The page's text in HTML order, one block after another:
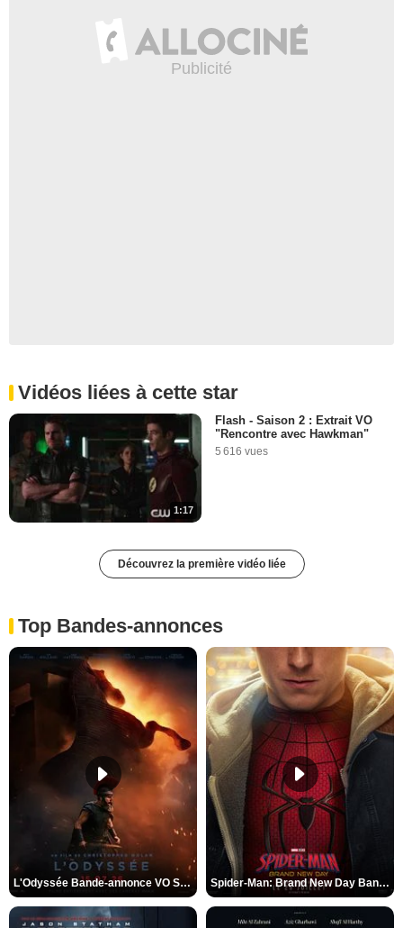
Vidéos liées à cette star
1:17
Flash - Saison 2 : Extrait VO
"Rencontre avec Hawkman"
5 616 vues
Découvrez la première vidéo liée
Top Bandes-annonces
L'Odyssée Bande-annonce VO STFR Spider-Man: Brand New Day Bande-annonce VO STFR